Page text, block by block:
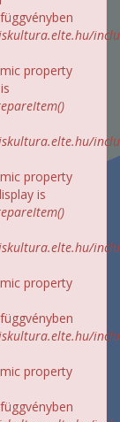
függvényben
property
property
is
property
függvényben
property
függvényben